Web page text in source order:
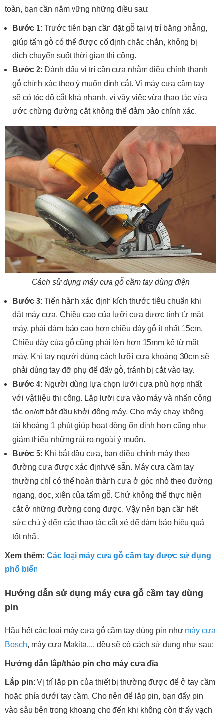
toàn, bạn cần nắm vững những điều sau:
Bước 1: Trước tiên bạn cần đặt gỗ tại vị trí bằng phẳng,
giúp tấm gỗ có thể được cố định chắc chắn, không bị
dịch chuyển suốt thời gian thi công.
Bước 2: Đánh dấu vị trí cần cưa nhằm điều chỉnh thanh
gỗ chính xác theo ý muốn định cắt. Vì máy cưa cầm tay
sẽ có tốc độ cắt khá nhanh, vì vậy việc vừa thao tác vừa
ước chừng đường cắt không thể đảm bảo chính xác.
Cách sử dụng máy cưa gỗ cầm tay dùng điện
Bước 3: Tiến hành xác định kích thước tiêu chuẩn khi
đặt máy cưa. Chiều cao của lưỡi cưa được tính từ mặt
máy, phải đảm bảo cao hơn chiều dày gỗ ít nhất 15cm.
Chiều dày của gỗ cũng phải lớn hơn 15mm kể từ mặt
máy. Khi tay người dùng cách lưỡi cưa khoảng 30cm sẽ
phải dùng tay đỡ phụ để đẩy gỗ, tránh bị cắt vào tay.
Bước 4: Người dùng lựa chọn lưỡi cưa phù hợp nhất
với vật liệu thi công. Lắp lưỡi cưa vào máy và nhấn công
tắc on/off bắt đầu khởi động máy. Cho máy chạy không
tải khoảng 1 phút giúp hoạt động ổn định hơn cũng như
giảm thiểu những rủi ro ngoài ý muốn.
Bước 5: Khi bắt đầu cưa, bạn điều chỉnh máy theo
đường cưa được xác định/vẽ sẵn. Máy cưa cầm tay
thường chỉ có thể hoàn thành cưa ở góc nhỏ theo đường
ngang, dọc, xiên của tấm gỗ. Chứ không thể thực hiện
cắt ở những đường cong được. Vậy nên bạn cần hết
sức chú ý đến các thao tác cắt xẻ để đảm bảo hiệu quả
tốt nhất.
Xem thêm: Các loại máy cưa gỗ cầm tay được sử dụng
phổ biến
Hướng dẫn sử dụng máy cưa gỗ cầm tay dùng
pin
Hầu hết các loại máy cưa gỗ cầm tay dùng pin như máy cưa
Bosch, máy cưa Makita,... đều sẽ có cách sử dụng như sau:
Hướng dẫn lắp/tháo pin cho máy cưa đĩa
Lắp pin: Vị trí lắp pin của thiết bị thường được để ở tay cầm
hoặc phía dưới tay cầm. Cho nên để lắp pin, bạn đẩy pin
vào sâu bên trong khoang cho đến khi không còn thấy vạch